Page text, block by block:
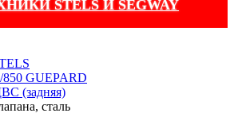
STELS И SEGWAY
GUEPARD
(задняя)
сталь